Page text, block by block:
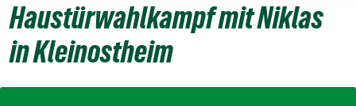
Haustürwahlkampf mit Niklas
in Kleinostheim